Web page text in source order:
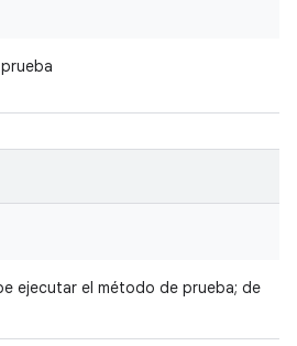
ejecutar el método de prueba; de